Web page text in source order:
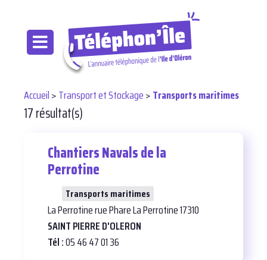
Accueil>Transport et Stockage>Transports maritimes
17 résultat(s)
Chantiers Navals de la
Perrotine
Transports maritimes
La Perrotine rue Phare La Perrotine 17310
SAINT PIERRE D'OLERON
Tél :05 46 47 01 36